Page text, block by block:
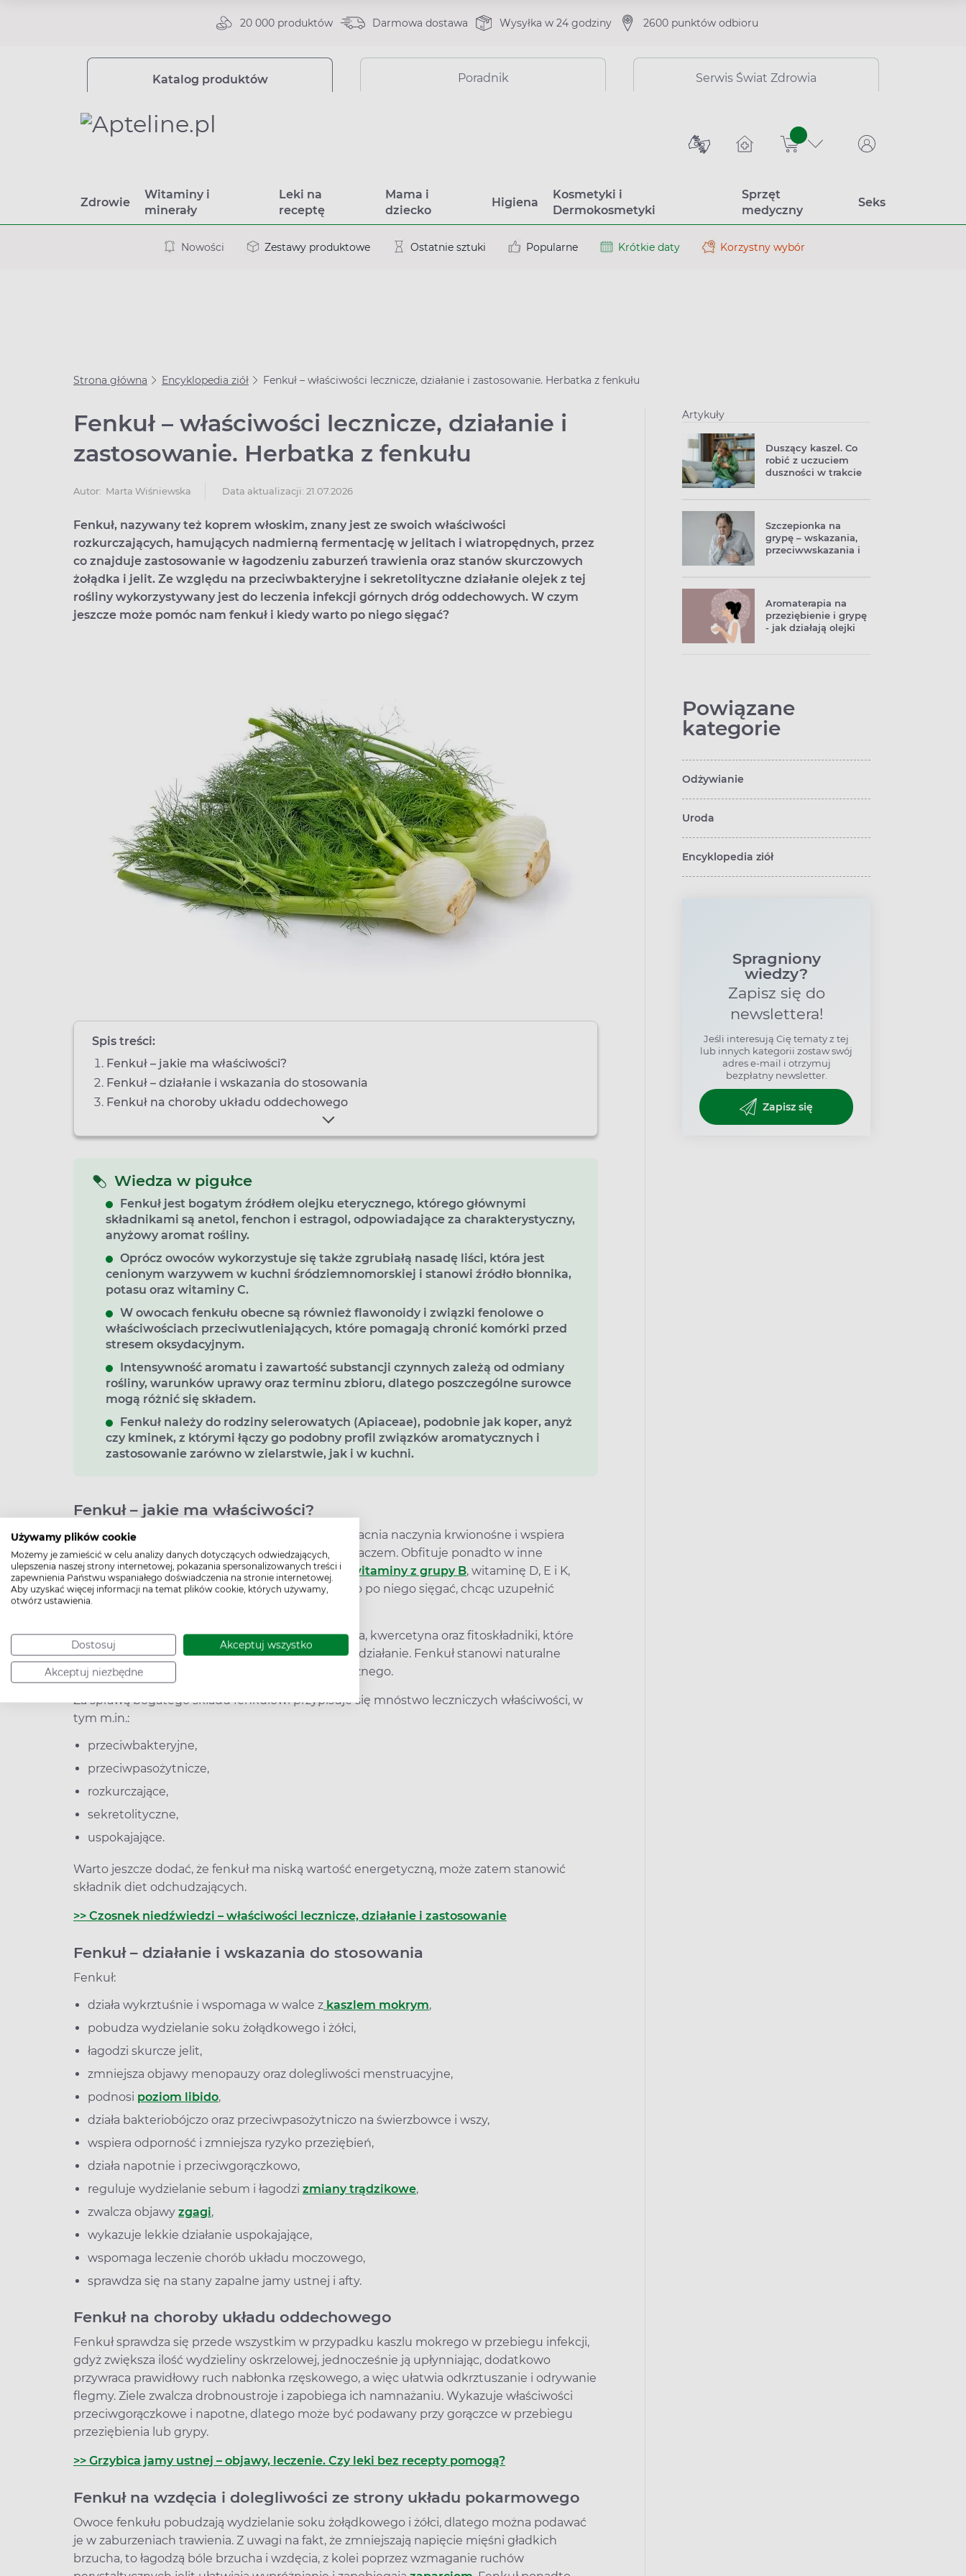
Używamy plików cookie
Możemy je zamieścić w celu analizy danych dotyczących odwiedzających,
ulepszenia naszej strony internetowej, pokazania spersonalizowanych treści i
zapewnienia Państwu wspaniałego doświadczenia na stronie internetowej.
Aby uzyskać więcej informacji na temat plików cookie, których używamy,
otwórz ustawienia.
Dostosuj Akceptuj wszystko
Akceptuj niezbędne
20 000 produktów Darmowa dostawa Wysyłka w 24 godziny 2600 punktów odbioru
Katalog produktów Poradnik Serwis Świat Zdrowia
sztuk
Zdrowie
Witaminy i
minerały
Leki na
receptę
Mama i
dziecko
Higiena
Kosmetyki i
Dermokosmetyki
Sprzęt
medyczny
Seks
Nowości Zestawy produktowe Ostatnie sztuki Popularne Krótkie daty Korzystny wybór
Strona główna Encyklopedia ziół Fenkuł – właściwości lecznicze, działanie i zastosowanie. Herbatka z fenkułu
Fenkuł – właściwości lecznicze, działanie i
zastosowanie. Herbatka z fenkułu
Autor: Marta Wiśniewska Data aktualizacji: 21.07.2026
Fenkuł, nazywany też koprem włoskim, znany jest ze swoich właściwości
rozkurczających, hamujących nadmierną fermentację w jelitach i wiatropędnych, przez
co znajduje zastosowanie w łagodzeniu zaburzeń trawienia oraz stanów skurczowych
żołądka i jelit. Ze względu na przeciwbakteryjne i sekretolityczne działanie olejek z tej
rośliny wykorzystywany jest do leczenia infekcji górnych dróg oddechowych. W czym
jeszcze może pomóc nam fenkuł i kiedy warto po niego sięgać?
Spis treści:
Fenkuł – jakie ma właściwości?
Fenkuł – działanie i wskazania do stosowania
Fenkuł na choroby układu oddechowego
Wiedza w pigułce
Fenkuł jest bogatym źródłem olejku eterycznego, którego głównymi
składnikami są anetol, fenchon i estragol, odpowiadające za charakterystyczny,
anyżowy aromat rośliny.
Oprócz owoców wykorzystuje się także zgrubiałą nasadę liści, która jest
cenionym warzywem w kuchni śródziemnomorskiej i stanowi źródło błonnika,
potasu oraz witaminy C.
W owocach fenkułu obecne są również flawonoidy i związki fenolowe o
właściwościach przeciwutleniających, które pomagają chronić komórki przed
stresem oksydacyjnym.
Intensywność aromatu i zawartość substancji czynnych zależą od odmiany
rośliny, warunków uprawy oraz terminu zbioru, dlatego poszczególne surowce
mogą różnić się składem.
Fenkuł należy do rodziny selerowatych (Apiaceae), podobnie jak koper, anyż
czy kminek, z którymi łączy go podobny profil związków aromatycznych i
zastosowanie zarówno w zielarstwie, jak i w kuchni.
Fenkuł – jakie ma właściwości?
Fenkuł zawiera duże ilości
, która wzmacnia naczynia krwionośne i wspiera
odporność, a w dodatku jest silnym przeciwutleniaczem. Obfituje ponadto w inne
witaminy, a także składniki mineralne, zwłaszcza
witaminy z grupy B, witaminę D, E i K,
żelazo, magnez,potas, wapń i fosfor, dlatego warto po niego sięgać, chcąc uzupełnić
niedobory tych składników.
W składzie chemicznym rośliny znajduje się rutyna, kwercetyna oraz fitoskładniki, które
nadają jej przeciwzapalne i przeciwnowotworowe działanie. Fenkuł stanowi naturalne
źródło estrogenów, jest też źródłem olejku eterycznego.
Za sprawą bogatego składu fenkułowi przypisuje się mnóstwo leczniczych właściwości, w
tym m.in.:
przeciwbakteryjne,
przeciwpasożytnicze,
rozkurczające,
sekretolityczne,
uspokajające.
Warto jeszcze dodać, że fenkuł ma niską wartość energetyczną, może zatem stanowić
składnik diet odchudzających.
>> Czosnek niedźwiedzi – właściwości lecznicze, działanie i zastosowanie
Fenkuł – działanie i wskazania do stosowania
Fenkuł:
działa wykrztuśnie i wspomaga w walce z kaszlem mokrym,
pobudza wydzielanie soku żołądkowego i żółci,
łagodzi skurcze jelit,
zmniejsza objawy menopauzy oraz dolegliwości menstruacyjne,
podnosi poziom libido,
działa bakteriobójczo oraz przeciwpasożytniczo na świerzbowce i wszy,
wspiera odporność i zmniejsza ryzyko przeziębień,
działa napotnie i przeciwgorączkowo,
reguluje wydzielanie sebum i łagodzi zmiany trądzikowe,
zwalcza objawy zgagi,
wykazuje lekkie działanie uspokajające,
wspomaga leczenie chorób układu moczowego,
sprawdza się na stany zapalne jamy ustnej i afty.
Fenkuł na choroby układu oddechowego
Fenkuł sprawdza się przede wszystkim w przypadku kaszlu mokrego w przebiegu infekcji,
gdyż zwiększa ilość wydzieliny oskrzelowej, jednocześnie ją upłynniając, dodatkowo
przywraca prawidłowy ruch nabłonka rzęskowego, a więc ułatwia odkrztuszanie i odrywanie
flegmy. Ziele zwalcza drobnoustroje i zapobiega ich namnażaniu. Wykazuje właściwości
przeciwgorączkowe i napotne, dlatego może być podawany przy gorączce w przebiegu
przeziębienia lub grypy.
>> Grzybica jamy ustnej – objawy, leczenie. Czy leki bez recepty pomogą?
Fenkuł na wzdęcia i dolegliwości ze strony układu pokarmowego
Owoce fenkułu pobudzają wydzielanie soku żołądkowego i żółci, dlatego można podawać
je w zaburzeniach trawienia. Z uwagi na fakt, że zmniejszają napięcie mięśni gładkich
brzucha, to łagodzą bóle brzucha i wzdęcia, z kolei poprzez wzmaganie ruchów
Artykuły
Duszący kaszel. Co
robić z uczuciem
duszności w trakcie
Szczepionka na
grypę – wskazania,
przeciwwskazania i
Aromaterapia na
przeziębienie i grypę
- jak działają olejki
Powiązane
kategorie
Odżywianie
Uroda
Encyklopedia ziół
Spragniony
wiedzy?
Zapisz się do
newslettera!
Jeśli interesują Cię tematy z tej
lub innych kategorii zostaw swój
adres e-mail i otrzymuj
bezpłatny newsletter.
Zapisz się